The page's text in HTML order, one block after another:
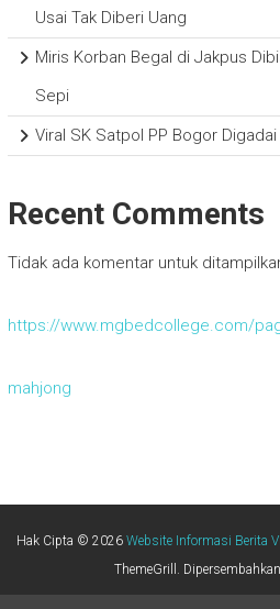
Usai Tak Diberi Uang
Miris Korban Begal di Jakpus
Sepi
Viral SK Satpol PP Bogor
Recent Comments
Tidak ada komentar untuk
https://www.mgbedcollege.com/
mahjong
Hak Cipta © 2026 Website Informasi Berita
ThemeGrill.